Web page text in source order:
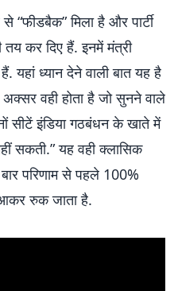
“फीडबैक” मिला है और पार्टी
कर दिए हैं. इनमें मंत्री
यहां ध्यान देने वाली बात यह है
अक्सर वही होता है जो सुनने वाले
सीटें इंडिया गठबंधन के खाते में
सकती.” यह वही क्लासिक
परिणाम से पहले 100%
रुक जाता है.